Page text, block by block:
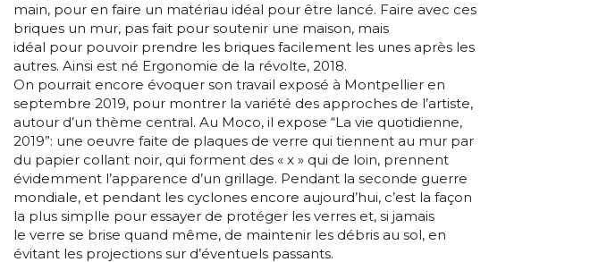
main, pour en faire un matériau idéal pour être lancé. Faire avec ces
briques un mur, pas fait pour soutenir une maison, mais
idéal pour pouvoir prendre les briques facilement les unes après les
autres. Ainsi est né Ergonomie de la révolte, 2018.
On pourrait encore évoquer son travail exposé à Montpellier en
septembre 2019, pour montrer la variété des approches de l’artiste,
autour d’un thème central. Au Moco, il expose “La vie quotidienne,
2019”: une oeuvre faite de plaques de verre qui tiennent au mur par
du papier collant noir, qui forment des « x » qui de loin, prennent
évidemment l’apparence d’un grillage. Pendant la seconde guerre
mondiale, et pendant les cyclones encore aujourd’hui, c’est la façon
la plus simplle pour essayer de protéger les verres et, si jamais
le verre se brise quand même, de maintenir les débris au sol, en
évitant les projections sur d’éventuels passants.